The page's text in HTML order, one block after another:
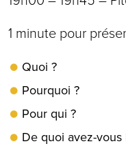
1 minute pour
Quoi ?
Pourquoi ?
Pour qui ?
De quoi avez-vous